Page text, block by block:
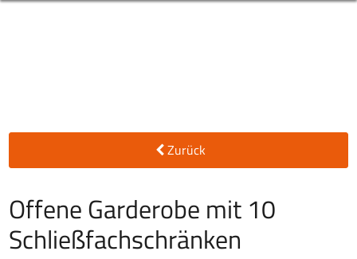
Zurück
Offene Garderobe mit 10
Schließfachschränken